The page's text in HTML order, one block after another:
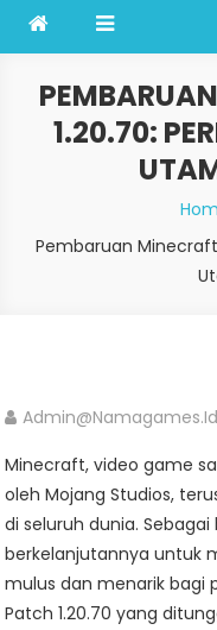
1.20.70:
Pembaruan
Admin@namagames.id
Minecraft, video game
oleh Mojang Studios,
di seluruh dunia.
berkelanjutannya untuk
mulus dan menarik bagi
Patch 1.20.70 yang